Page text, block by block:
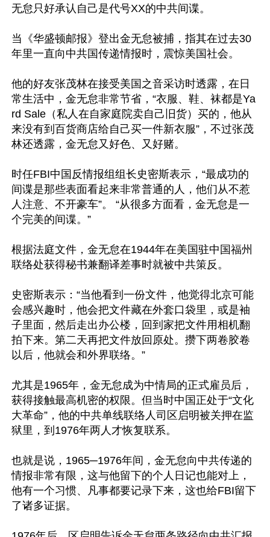
无怠只好承认自己是代号XX的中共间谍。
当《华盛顿邮报》登出金无怠被捕，指其在过去30
年里一直向中共国传递情报时，震惊美国社会。
他的好友张茂林在接受美国之音采访时透露，在日
常生活中，金无怠非常节省，“衣服、鞋、袜都是Ya
rd Sale（私人在自家庭院卖自己旧货）买的，他从
来没有到百货商店给自己买一件新衣服”，不过张茂
林还透露，金无怠又好色、又好赌。
时任FBI中国反情报组组长史密斯表示，“最成功的
间谍是那些表面看起来非常普通的人，他们从不惹
人注意、不开豪车”。 “从很多方面看，金无怠是一
个完美的间谍。”
根据法庭文件，金无怠在1944年在美国驻中国福州
联络处获得秘书兼翻译差事时就被中共策反。
史密斯表示：“当他看到一份文件，他觉得北京可能
会感兴趣时，他会把文件藏在外套口袋里，或是袖
子里面，然后走出办公楼，回到家把文件用相机翻
拍下来。第二天再把文件放回原处。攒下两卷胶卷
以后，他就会和外界联络。”
尤其是1965年，金无怠成为中情局的正式雇员后，
获得接触最高机密的权限。但当时中国正处于“文化
大革命”，他的中共单线联络人司区启明被关押在监
狱里，到1976年两人才恢复联系。
也就是说，1965─1976年间，金无怠向中共传递的
情报非常有限，这与他留下的个人日记也能对上，
他有一个习惯、凡事都要记录下来，这也给FBI留下
了诸多证据。